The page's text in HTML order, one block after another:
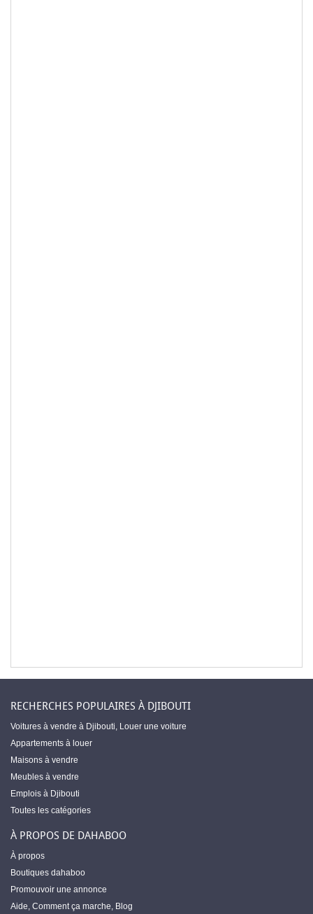
RECHERCHES POPULAIRES À DJIBOUTI
Voitures à vendre à Djibouti, Louer une voiture
Appartements à louer
Maisons à vendre
Meubles à vendre
Emplois à Djibouti
Toutes les catégories
À PROPOS DE DAHABOO
À propos
Boutiques dahaboo
Promouvoir une annonce
Aide, Comment ça marche, Blog